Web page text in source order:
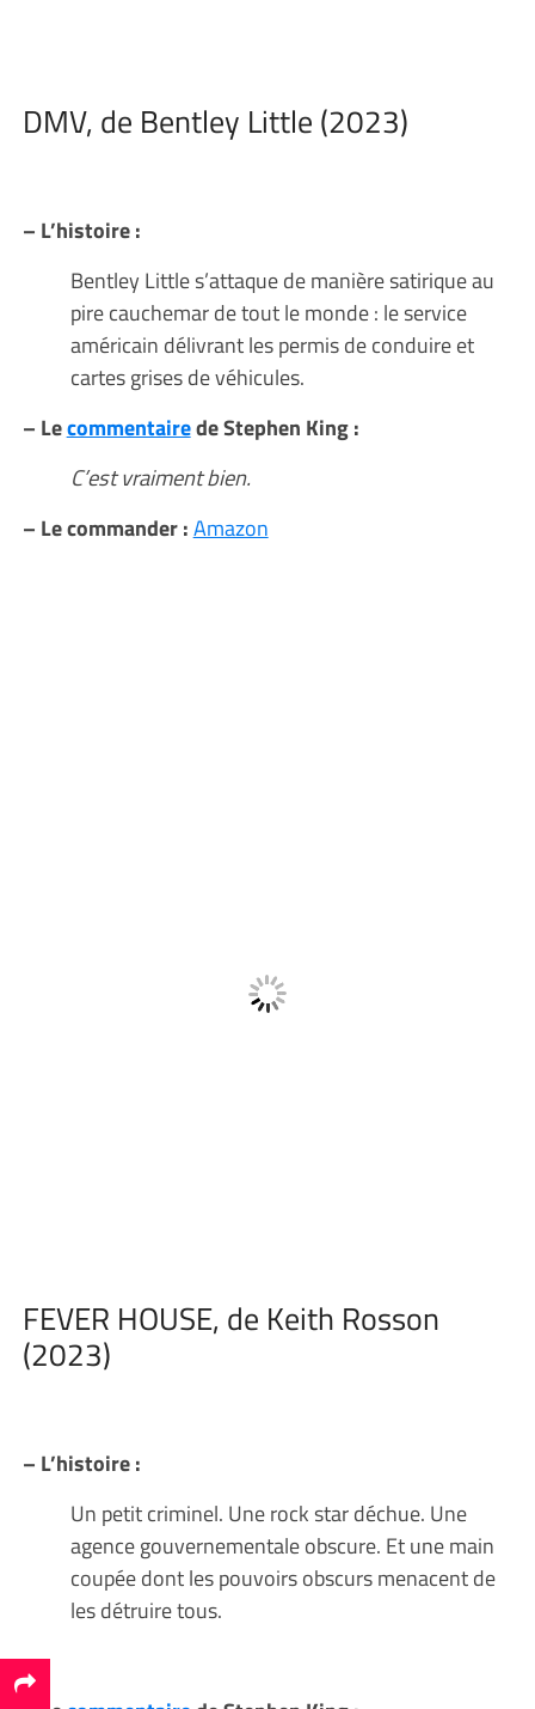
DMV, de Bentley Little (2023)
– L’histoire :
Bentley Little s’attaque de manière satirique au
pire cauchemar de tout le monde : le service
américain délivrant les permis de conduire et
cartes grises de véhicules.
– Lecommentairede Stephen King :
C’est vraiment bien.
– Le commander :Amazon
FEVER HOUSE, de Keith Rosson
(2023)
– L’histoire :
Un petit criminel. Une rock star déchue. Une
agence gouvernementale obscure. Et une main
coupée dont les pouvoirs obscurs menacent de
les détruire tous.